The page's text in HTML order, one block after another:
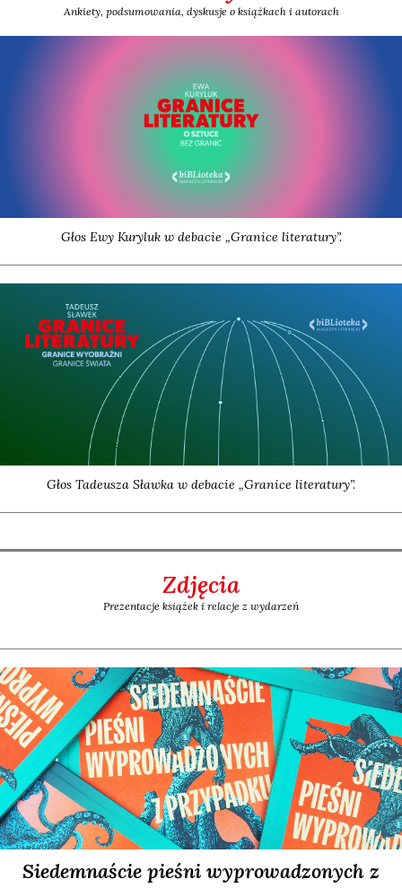
Ankiety, podsumowania, dyskusje o książkach i autorach
Głos Ewy Kury­luk w deba­cie „Gra­ni­ce lite­ra­tu­ry”.
Głos Tade­usza Sław­ka w deba­cie „Gra­ni­ce lite­ra­tu­ry”.
Zdjęcia
Prezentacje książek i relacje z wydarzeń
Siedemnaście pieśni wyprowadzonych z